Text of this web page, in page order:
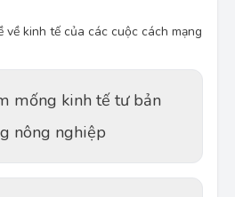
kinh tế của các cuộc cách mạng
mống kinh tế tư bản
nông nghiệp